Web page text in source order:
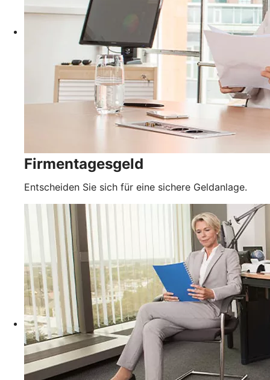
Firmentagesgeld
Entscheiden Sie sich für eine sichere Geldanlage.